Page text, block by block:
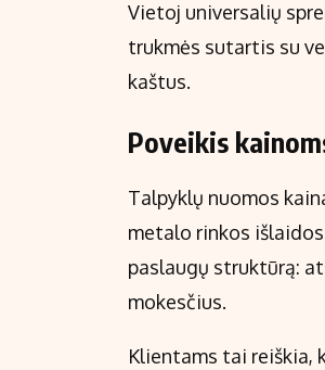
Vietoj universalių
trukmės sutartis su
kaštus.
Poveikis
Talpyklų nuomos
metalo rinkos
paslaugų struktūrą:
mokesčius.
Klientams tai reiškia,